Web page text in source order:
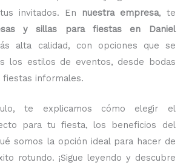
invitados. En
nuestra empresa, te
y sillas para fiestas en Daniel
alta calidad, con opciones que se
los estilos de eventos, desde bodas
fiestas informales.
te explicamos cómo elegir el
para tu fiesta, los beneficios del
somos la opción ideal para hacer de
rotundo. ¡Sigue leyendo y descubre